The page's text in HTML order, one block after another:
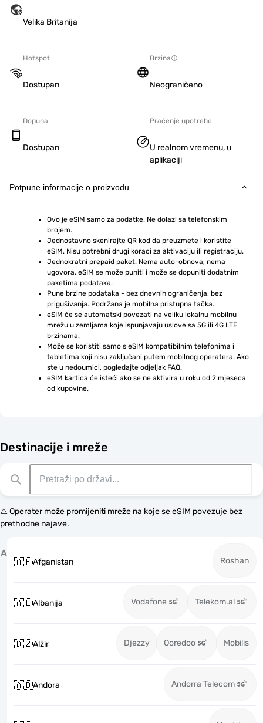
Velika Britanija
Hotspot
Dostupan
Brzina
Neograničeno
Dopuna
Dostupan
Praćenje upotrebe
U realnom vremenu, u
aplikaciji
Potpune informacije o proizvodu
Ovo je eSIM samo za podatke. Ne dolazi sa telefonskim
brojem.
Jednostavno skenirajte QR kod da preuzmete i koristite
eSIM. Nisu potrebni drugi koraci za aktivaciju ili registraciju.
Jednokratni prepaid paket. Nema auto-obnova, nema
ugovora. eSIM se može puniti i može se dopuniti dodatnim
paketima podataka.
Pune brzine podataka - bez dnevnih ograničenja, bez
prigušivanja. Podržana je mobilna pristupna tačka.
eSIM će se automatski povezati na veliku lokalnu mobilnu
mrežu u zemljama koje ispunjavaju uslove sa 5G ili 4G LTE
brzinama.
Može se koristiti samo s eSIM kompatibilnim telefonima i
tabletima koji nisu zaključani putem mobilnog operatera. Ako
ste u nedoumici, pogledajte odjeljak FAQ.
eSIM kartica će isteći ako se ne aktivira u roku od 2 mjeseca
od kupovine.
Destinacije i mreže
⚠️ Operater može promijeniti mreže na koje se eSIM povezuje bez
prethodne najave.
A
🇦🇫Afganistan Roshan
🇦🇱Albanija Vodafone Telekom.al
🇩🇿Alžir Djezzy Ooredoo Mobilis
🇦🇩Andora Andorra Telecom